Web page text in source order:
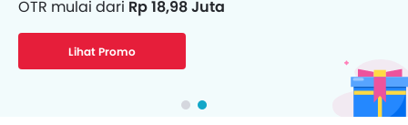
Angsuran mulai dari
Rp 446.073/bulan